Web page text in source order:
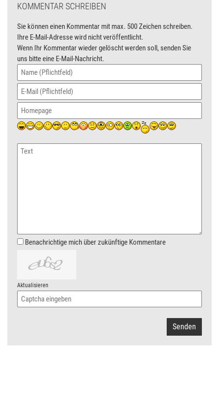
KOMMENTAR SCHREIBEN
Sie können einen Kommentar mit max. 500 Zeichen schreiben.
Ihre E-Mail-Adresse wird nicht veröffentlicht.
Wenn Ihr Kommentar wieder gelöscht werden soll, senden Sie
uns bitte eine E-Mail-Nachricht.
Benachrichtige mich über zukünftige Kommentare
Aktualisieren
Senden